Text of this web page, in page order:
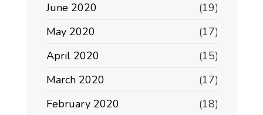
June 2020
(19)
May 2020
(17)
April 2020
(15)
March 2020
(17)
February 2020
(18)